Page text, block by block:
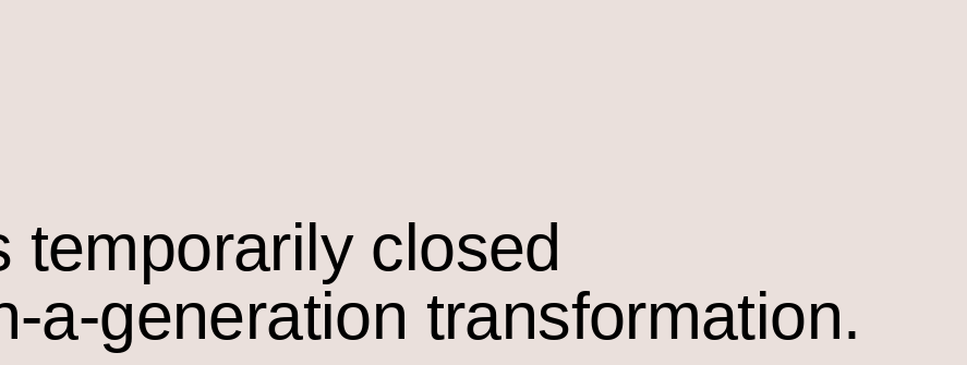
temporarily closed
a-generation transformation.